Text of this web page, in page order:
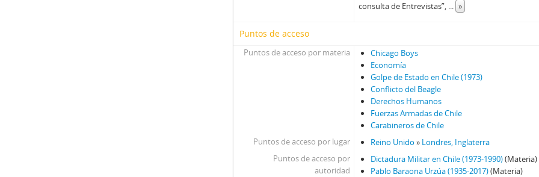
consulta de Entrevistas”, ... »
Puntos de acceso
Puntos de acceso por materia
Chicago Boys
Economía
Golpe de Estado en Chile (1973)
Conflicto del Beagle
Derechos Humanos
Fuerzas Armadas de Chile
Carabineros de Chile
Puntos de acceso por lugar
Reino Unido » Londres, Inglaterra
Puntos de acceso por
autoridad
Dictadura Militar en Chile (1973-1990)(Materia)
Pablo Baraona Urzúa (1935-2017)(Materia)